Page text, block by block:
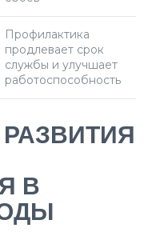
Профилактика
продлевает срок
службы и улучшает
работоспособность
В